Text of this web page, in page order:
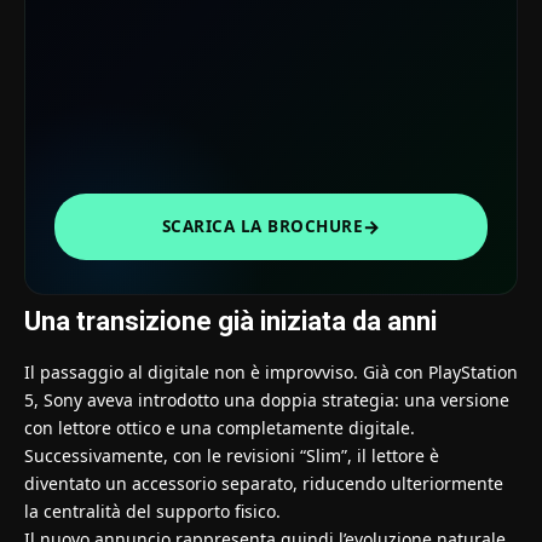
SCARICA LA BROCHURE→
Una transizione già iniziata da anni
Il passaggio al digitale non è improvviso. Già con PlayStation
5, Sony aveva introdotto una doppia strategia: una versione
con lettore ottico e una completamente digitale.
Successivamente, con le revisioni “Slim”, il lettore è
diventato un accessorio separato, riducendo ulteriormente
la centralità del supporto fisico.